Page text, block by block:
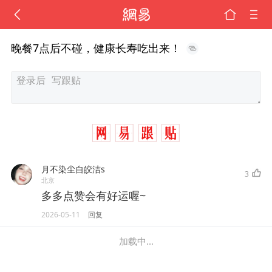
晚餐7点后不碰，健康长寿吃出来！
月不染尘自皎洁s
北京
3
多多点赞会有好运喔~
2026-05-11 回复
加载中...